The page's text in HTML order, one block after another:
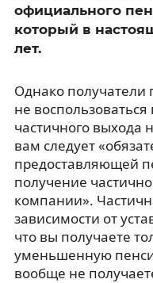
официального
который в
лет.
Однако получатели
не
частичного выхода
вам следует
предоставляющей
получение
компании».
зависимости от
что вы получаете
уменьшенную
вообще не